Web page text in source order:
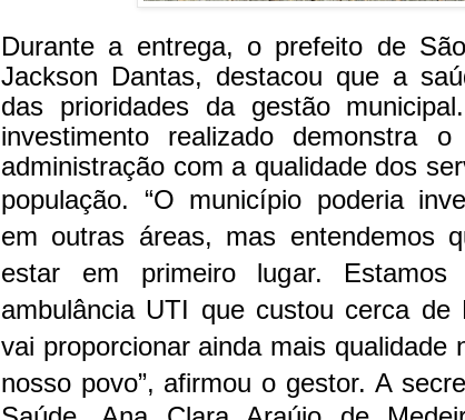
Durante a entrega, o prefeito de
Jackson Dantas, destacou que a
das prioridades da gestão
investimento realizado demonstra
administração com a qualidade dos
população. “O município poderia
em outras áreas, mas entendemos
estar em primeiro lugar. Estamos
ambulância UTI que custou cerca
vai proporcionar ainda mais qualidade
nosso povo”, afirmou o gestor.A